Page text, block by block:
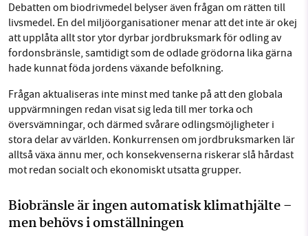
Debatten om biodrivmedel belyser även frågan om rätten till
livsmedel. En del miljöorganisationer menar att det inte är okej
att upplåta allt stor ytor dyrbar jordbruksmark för odling av
fordonsbränsle, samtidigt som de odlade grödorna lika gärna
hade kunnat föda jordens växande befolkning.
Frågan aktualiseras inte minst med tanke på att den globala
uppvärmningen redan visat sig leda till mer torka och
översvämningar, och därmed svårare odlingsmöjligheter i
stora delar av världen. Konkurrensen om jordbruksmarken lär
alltså växa ännu mer, och konsekvenserna riskerar slå hårdast
mot redan socialt och ekonomiskt utsatta grupper.
Biobränsle är ingen automatisk klimathjälte –
men behövs i omställningen